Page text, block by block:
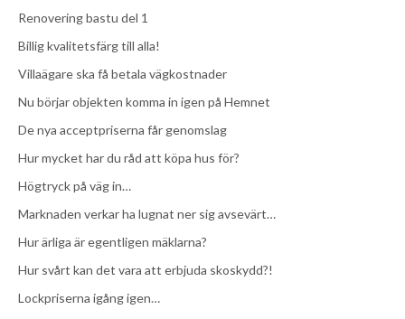
Renovering bastu del 1
Billig kvalitetsfärg till alla!
Villaägare ska få betala vägkostnader
Nu börjar objekten komma in igen på Hemnet
De nya acceptpriserna får genomslag
Hur mycket har du råd att köpa hus för?
Högtryck på väg in…
Marknaden verkar ha lugnat ner sig avsevärt…
Hur ärliga är egentligen mäklarna?
Hur svårt kan det vara att erbjuda skoskydd?!
Lockpriserna igång igen…